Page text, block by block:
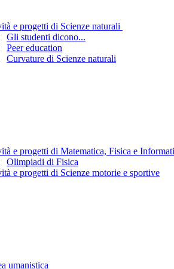
e progetti di Scienze naturali
Gli studenti dicono...
Peer education
Curvature di Scienze naturali
e progetti di Matematica, Fisica e
Olimpiadi di Fisica
e progetti di Scienze motorie e sportive
umanistica